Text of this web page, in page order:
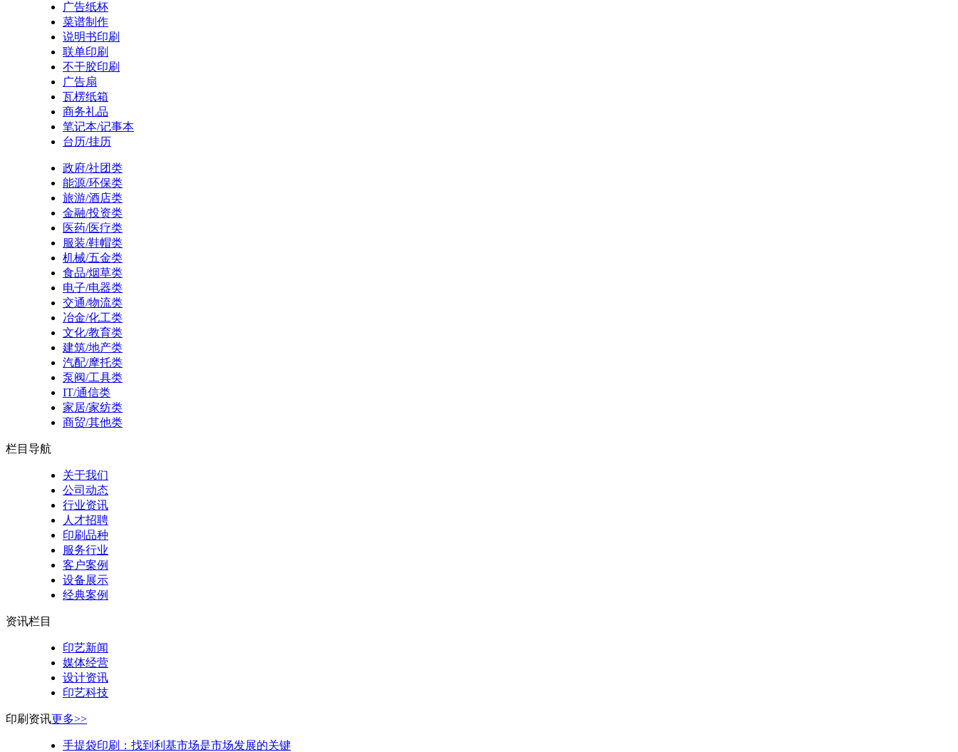
广告纸杯
菜谱制作
说明书印刷
联单印刷
不干胶印刷
广告扇
瓦楞纸箱
商务礼品
笔记本/记事本
台历/挂历
政府/社团类
能源/环保类
旅游/酒店类
金融/投资类
医药/医疗类
服装/鞋帽类
机械/五金类
食品/烟草类
电子/电器类
交通/物流类
冶金/化工类
文化/教育类
建筑/地产类
汽配/摩托类
泵阀/工具类
IT/通信类
家居/家纺类
商贸/其他类
栏目导航
关于我们
公司动态
行业资讯
人才招聘
印刷品种
服务行业
客户案例
设备展示
经典案例
资讯栏目
印艺新闻
媒体经营
设计资讯
印艺科技
印刷资讯更多>>
手提袋印刷：找到利基市场是市场发展的关键